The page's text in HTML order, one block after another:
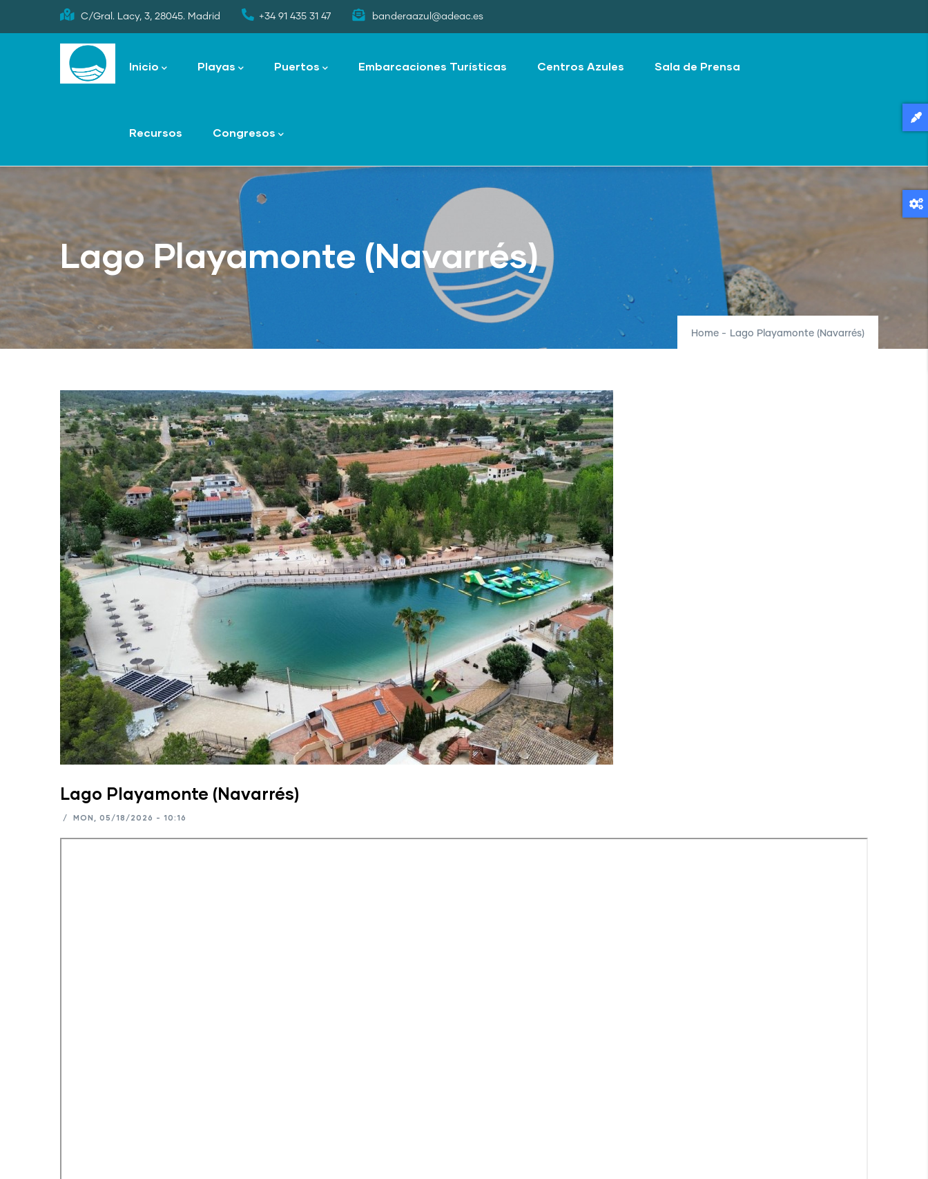
to
C/Gral. Lacy, 3, 28045. Madrid +34 91 435 31 47 banderaazul@adeac.es
navigation
Inicio Playas Puertos Embarcaciones Turísticas Centros Azules Sala de Prensa
Recursos Congresos
Lago Playamonte (Navarrés)
Home - Lago Playamonte (Navarrés)
Lago Playamonte (Navarrés)
/ MON, 05/18/2026 - 10:16